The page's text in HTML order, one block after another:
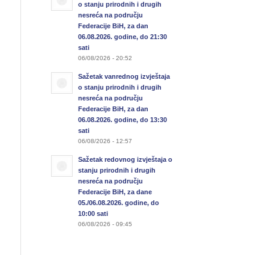
o stanju prirodnih i drugih
nesreća na području
Federacije BiH, za dan
06.08.2026. godine, do 21:30
sati
06/08/2026 - 20:52
Sažetak vanrednog izvještaja
o stanju prirodnih i drugih
nesreća na području
Federacije BiH, za dan
06.08.2026. godine, do 13:30
sati
06/08/2026 - 12:57
Sažetak redovnog izvještaja o
stanju prirodnih i drugih
nesreća na području
Federacije BiH, za dane
05./06.08.2026. godine, do
10:00 sati
06/08/2026 - 09:45